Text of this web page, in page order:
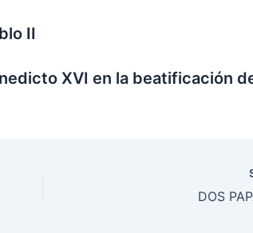
II
XVI en la beatificación
DOS